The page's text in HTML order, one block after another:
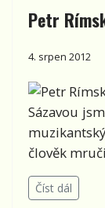
Petr
4. srpen 2012
Sázavou
člověk
Číst dál